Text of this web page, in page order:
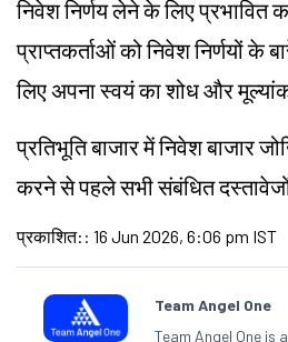
निवेश निर्णय लेने के लिए प्रभावित
प्राप्तकर्ताओं को निवेश निर्णयों के
लिए अपना स्वयं का शोध और
प्रतिभूति बाजार में निवेश बाजार
करने से पहले सभी संबंधित
प्रकाशित: : 16 Jun 2026, 6:06 pm IST
Team Angel One
Team Angel One is